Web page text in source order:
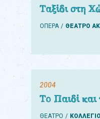
Ταξίδι στη
ΟΠΕΡΑ ΘΕΑΤΡΟ
2004
Το Παιδί και
ΘΕΑΤΡΟ